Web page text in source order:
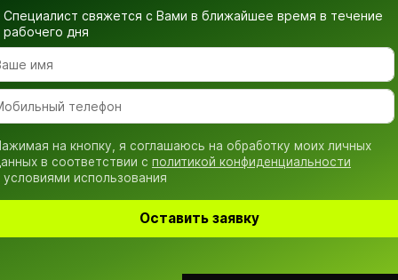
Специалист свяжется с Вами в ближайшее время в течение
рабочего дня
на кнопку, я соглашаюсь на обработку моих личных
в соответствии с политикой конфиденциальности
условиями использования
Оставить заявку